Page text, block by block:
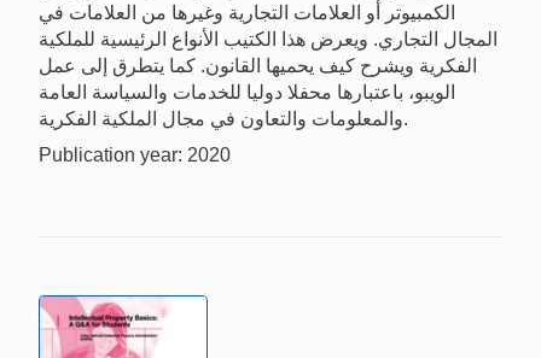
الكمبيوتر أو العلامات التجارية وغيرها من العلامات في
المجال التجاري. ويعرض هذا الكتيب الأنواع الرئيسية للملكية
الفكرية ويشرح كيف يحميها القانون. كما يتطرق إلى عمل
الويبو، باعتبارها محفلا دوليا للخدمات والسياسة العامة
والمعلومات والتعاون في مجال الملكية الفكرية.
Publication year: 2020